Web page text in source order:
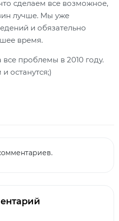
сделаем все возможное,
лучше. Мы уже
и обязательно
время.
проблемы в 2010 году.
останутся;)